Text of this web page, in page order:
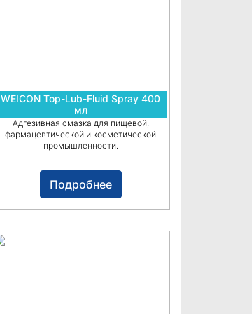
WEICON Top-Lub-Fluid Spray 400
мл
Адгезивная смазка для пищевой,
фармацевтической и косметической
промышленности.
Подробнее